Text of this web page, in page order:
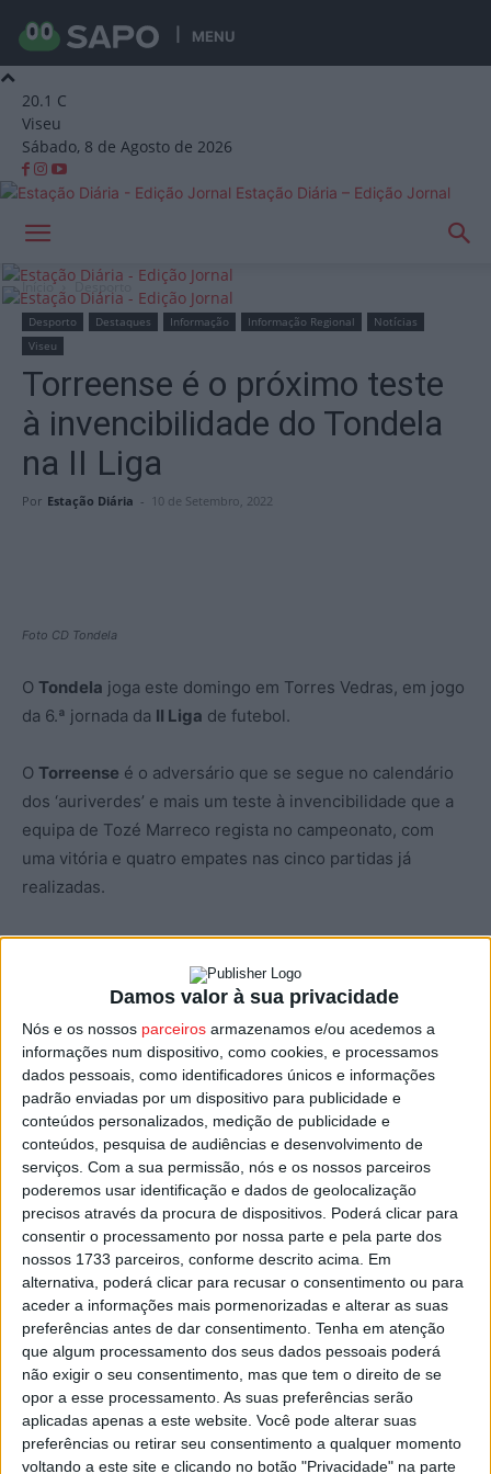
Damos valor à sua privacidade
Nós e os nossos parceiros armazenamos e/ou acedemos a
informações num dispositivo, como cookies, e processamos
dados pessoais, como identificadores únicos e informações
padrão enviadas por um dispositivo para publicidade e
conteúdos personalizados, medição de publicidade e
conteúdos, pesquisa de audiências e desenvolvimento de
serviços. Com a sua permissão, nós e os nossos parceiros
poderemos usar identificação e dados de geolocalização
precisos através da procura de dispositivos. Poderá clicar para
consentir o processamento por nossa parte e pela parte dos
nossos 1733 parceiros, conforme descrito acima. Em
alternativa, poderá clicar para recusar o consentimento ou para
aceder a informações mais pormenorizadas e alterar as suas
preferências antes de dar consentimento. Tenha em atenção
que algum processamento dos seus dados pessoais poderá
não exigir o seu consentimento, mas que tem o direito de se
opor a esse processamento. As suas preferências serão
aplicadas apenas a este website. Você pode alterar suas
preferências ou retirar seu consentimento a qualquer momento
voltando a este site e clicando no botão "Privacidade" na parte
MENU
20.1 C
Viseu
Sábado, 8 de Agosto de 2026
Estação Diária – Edição Jornal
Início Desporto
Desporto Destaques Informação Informação Regional
Notícias
Viseu
Torreense é o próximo teste
à invencibilidade do Tondela
na II Liga
Por Estação Diária - 10 de Setembro, 2022
Foto CD Tondela
O Tondela joga este domingo em Torres Vedras, em jogo
da 6.ª jornada da II Liga de futebol.
O Torreense é o adversário que se segue no calendário
dos ‘auriverdes’ e mais um teste à invencibilidade que a
equipa de Tozé Marreco regista no campeonato, com
uma vitória e quatro empates nas cinco partidas já
realizadas.
Torrense que chega a esta partida moralizado pela
primeira vitória da temporada alcançada no Fontelo no
passado fim-de-semana, onde bateu o Académico de
Viseu por 2-1, resultado que lhe permitiu sair da ‘zona
vermelha’ da classificação da II Liga.
No Tondela, Pedro Augusto continua de fora, a cumprir o
segundo de dois jogos de castigo, na sequência da
expulsão após o final do jogo em Viseu, frente ao
Académico.
Torreense – Tondela, este domingo pelas 15:30 com
transmissão na Sport TV 2.
Esta e outras notícias para ouvir na Estação Diária – 96.8
FM ou emwww.968.fm
Pub